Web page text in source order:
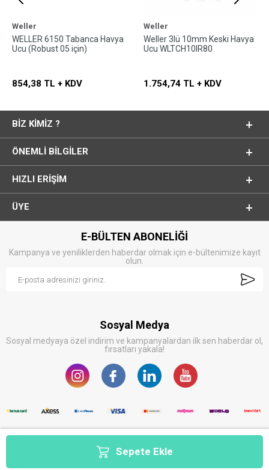
Sepete Ekle
Weller
WELLER 6150 Tabanca Havya
Ucu (Robust 05 için)
854,38 TL + KDV
Weller
Weller 3lü 10mm Keski Havya
Ucu WLTCH10IR80
1.754,74 TL + KDV
BIZ KIMIZ ?
ÖNEMLI BILGILER
HIZLI ERIŞIM
ÜYE
E-BÜLTEN ABONELİĞİ
Kampanya ve yeniliklerden haberdar olmak için e-bültenimize kayıt
olun.
Sosyal Medya
Sosyal medyaya özel indirim ve kampanyalardan ilk sen haberdar ol,
fırsatları yakala!
E-Ticaret Sistemleriyle Hazırlanmıştır.